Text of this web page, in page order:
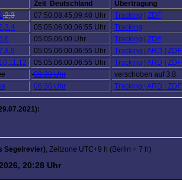
Zeit Deutschland Übertragung
1,2,3 07:50,08:45,09:40 Uhr Tracking | ZDF
,3,4 05:05,06:00,06:55 Uhr Tracking
,6 05:05,06:00 Uhr Tracking | ZDF
,8,9 05:05,06:00,06:55 Uhr Tracking | ARD | ZDF
10,11,12 05:05,06:00,06:55 Uhr Tracking | ARD | ZDF
08:30 Uhr
verschoben auf 3.8.
06:30 Uhr Tracking | ARD | ZDF
Segelrevier), Zeitzone UTC+9 h (Berlin + 7 h)
20:28 Uhr